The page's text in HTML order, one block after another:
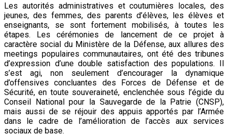
Les autorités administratives et coutumières locales, des
jeunes, des femmes, des parents d’élèves, les élèves et
enseignants, se sont fortement mobilisés, à toutes les
étapes. Les cérémonies de lancement de ce projet à
caractère social du Ministère de la Défense, aux allures des
meetings populaires communautaires, ont été des tribunes
d’expression d’une double satisfaction des populations. Il
s’est agi, non seulement d’encourager la dynamique
d’offensives concluantes des Forces de Défense et de
Sécurité, en toute souveraineté, enclenchée sous l’égide du
Conseil National pour la Sauvegarde de la Patrie (CNSP),
mais aussi de se réjouir des appuis apportés par l’Armée
dans le cadre de l’amélioration de l’accès aux services
sociaux de base.